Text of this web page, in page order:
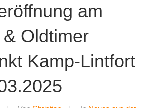
am
& Oldtimer
Kamp-Lintfort